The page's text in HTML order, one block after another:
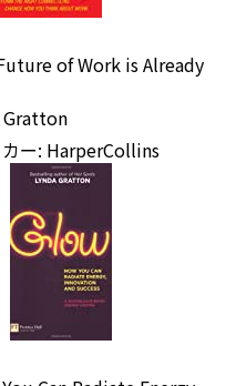
of Work is Already
Gratton
ー: HarperCollins